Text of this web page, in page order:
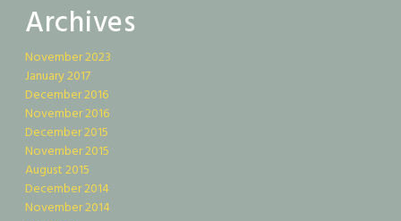
Archives
November 2023
January 2017
December 2016
November 2016
December 2015
November 2015
August 2015
December 2014
November 2014